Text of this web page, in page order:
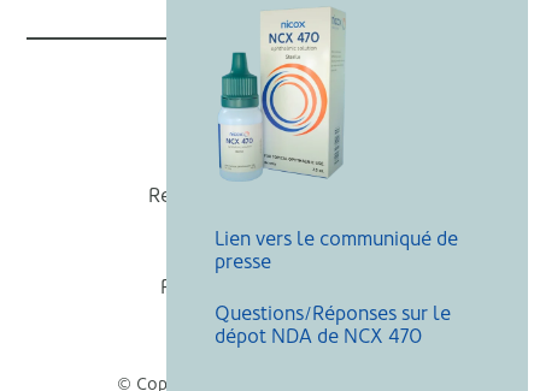
Nicox
Recevoir nos actualités
Mentions légales
Politique de cookies
Recherche
© Copyright Nicox, Tous droits réservés
Lien vers le communiqué de
presse
Questions/Réponses sur le
dépot NDA de NCX 470